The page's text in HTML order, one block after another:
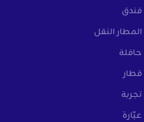
فندق
المطار النقل
حافلة
قطار
تجربة
عبّارة